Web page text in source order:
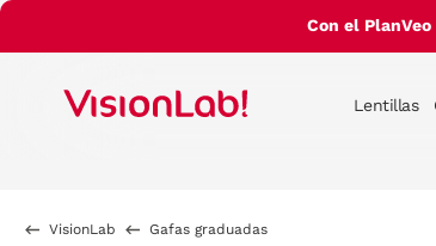
Con el
Lentillas
VisionLab Gafas graduadas